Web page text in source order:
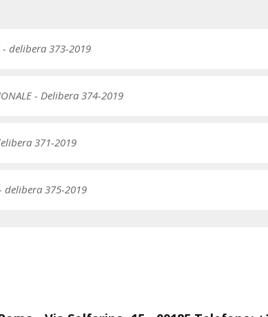
- delibera 373-2019
- Delibera 374-2019
371-2019
- delibera 375-2019